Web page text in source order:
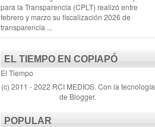
para la Transparencia (CPLT) realizó entre
febrero y marzo su fiscalización 2026 de
transparencia ...
EL TIEMPO EN COPIAPÓ
El Tiempo
(c) 2011 - 2022 RCI MEDIOS. Con la tecnología
de Blogger.
POPULAR